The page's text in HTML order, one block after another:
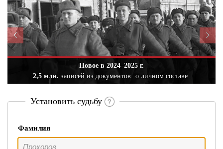
Новое в 2024–2025 г.
2,5 млн. записей из документов о личном составе
Установить судьбу
Фамилия